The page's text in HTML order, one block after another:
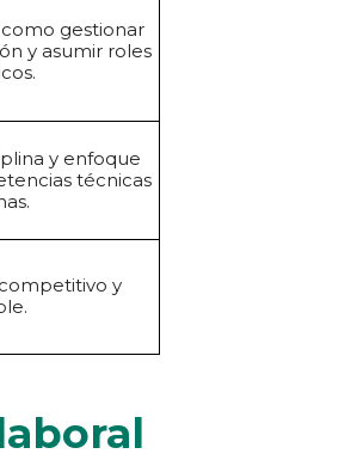
gestionar
y asumir roles
y enfoque
técnicas
y